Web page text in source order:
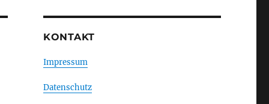
KONTAKT
Impressum
Datenschutz